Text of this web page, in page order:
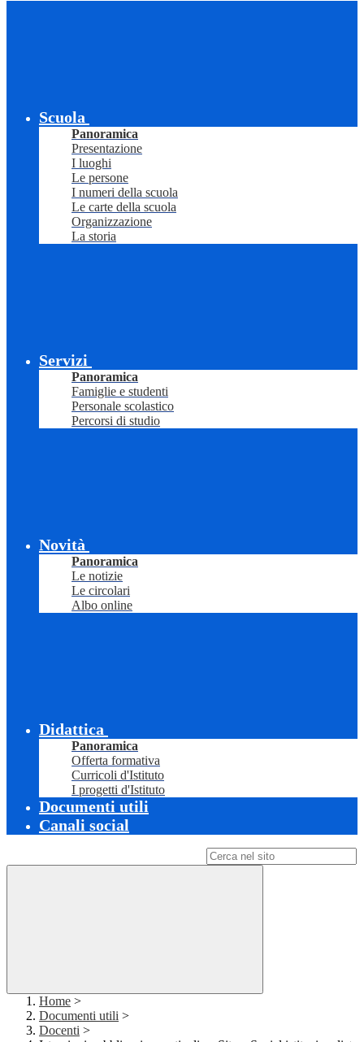
Scuola
Panoramica
Presentazione
I luoghi
Le persone
I numeri della scuola
Le carte della scuola
Organizzazione
La storia
Servizi
Panoramica
Famiglie e studenti
Personale scolastico
Percorsi di studio
Novità
Panoramica
Le notizie
Le circolari
Albo online
Didattica
Panoramica
Offerta formativa
Curricoli d'Istituto
I progetti d'Istituto
Documenti utili
Canali social
Home >
Documenti utili >
Docenti >